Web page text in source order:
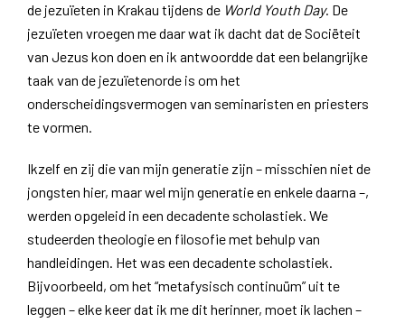
de jezuïeten in Krakau tijdens de World Youth Day. De
jezuïeten vroegen me daar wat ik dacht dat de Sociëteit
van Jezus kon doen en ik antwoordde dat een belangrijke
taak van de jezuïetenorde is om het
onderscheidingsvermogen van seminaristen en priesters
te vormen.
Ikzelf en zij die van mijn generatie zijn – misschien niet de
jongsten hier, maar wel mijn generatie en enkele daarna –,
werden opgeleid in een decadente scholastiek. We
studeerden theologie en filosofie met behulp van
handleidingen. Het was een decadente scholastiek.
Bijvoorbeeld, om het “metafysisch continuüm” uit te
leggen – elke keer dat ik me dit herinner, moet ik lachen –